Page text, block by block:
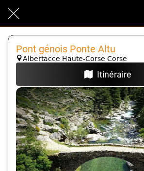
Pont génois Ponte Altu
Albertacce Haute-Corse Corse
Itinéraire